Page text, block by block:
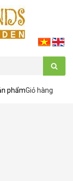
Giỏ hàng
phẩm